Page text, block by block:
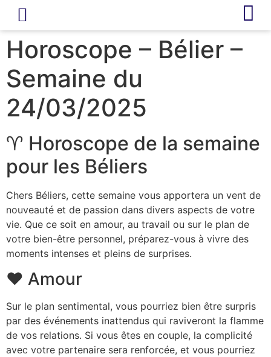
Horoscope – Bélier –
Semaine du
24/03/2025
♈ Horoscope de la semaine
pour les Béliers
Chers Béliers, cette semaine vous apportera un vent de
nouveauté et de passion dans divers aspects de votre
vie. Que ce soit en amour, au travail ou sur le plan de
votre bien-être personnel, préparez-vous à vivre des
moments intenses et pleins de surprises.
❤️ Amour
Sur le plan sentimental, vous pourriez bien être surpris
par des événements inattendus qui raviveront la flamme
de vos relations. Si vous êtes en couple, la complicité
avec votre partenaire sera renforcée, et vous pourriez